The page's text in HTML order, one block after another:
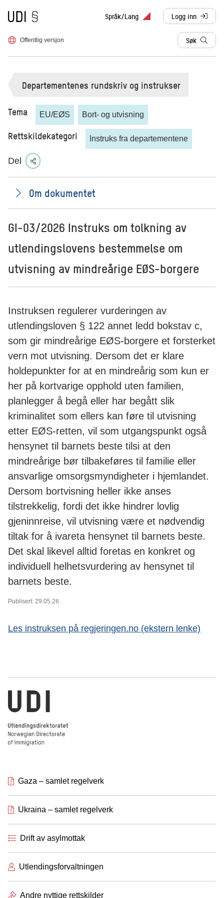
Til forsiden Språk/Lang Logg inn
, sendes til
Offentlig versjon Søk
Departementenes rundskriv og instrukser
Tema EU/EØS Bort- og utvisning
Rettskildekategori Instruks fra departementene
Del
Om dokumentet
GI-03/2026 Instruks om tolkning av
utlendingslovens bestemmelse om
utvisning av mindreårige EØS-borgere
Instruksen regulerer vurderingen av
utlendingsloven § 122 annet ledd bokstav c,
som gir mindreårige EØS-borgere et forsterket
vern mot utvisning. Dersom det er klare
holdepunkter for at en mindreårig som kun er
her på kortvarige opphold uten familien,
planlegger å begå eller har begått slik
kriminalitet som ellers kan føre til utvisning
etter EØS-retten, vil som utgangspunkt også
hensynet til barnets beste tilsi at den
mindreårige bør tilbakeføres til familie eller
ansvarlige omsorgsmyndigheter i hjemlandet.
Dersom bortvisning heller ikke anses
tilstrekkelig, fordi det ikke hindrer lovlig
gjeninnreise, vil utvisning være et nødvendig
tiltak for å ivareta hensynet til barnets beste.
Det skal likevel alltid foretas en konkret og
individuell helhetsvurdering av hensynet til
barnets beste.
Publisert: 29.05.26
Les instruksen på regjeringen.no (ekstern lenke)
Utlendingsdirektoratet
Gaza – samlet regelverk
Ukraina – samlet regelverk
Drift av asylmottak
Utlendingsforvaltningen
Andre nyttige rettskilder